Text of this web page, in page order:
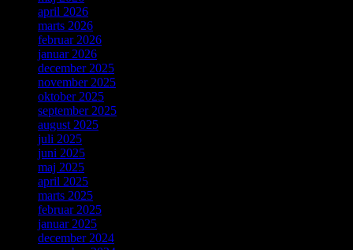
april 2026
marts 2026
februar 2026
januar 2026
december 2025
november 2025
oktober 2025
september 2025
august 2025
juli 2025
juni 2025
maj 2025
april 2025
marts 2025
februar 2025
januar 2025
december 2024